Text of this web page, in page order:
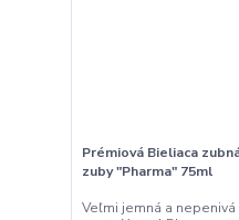
Prémiová Bieliaca
zuby "Pharma" 75ml
Veľmi jemná a